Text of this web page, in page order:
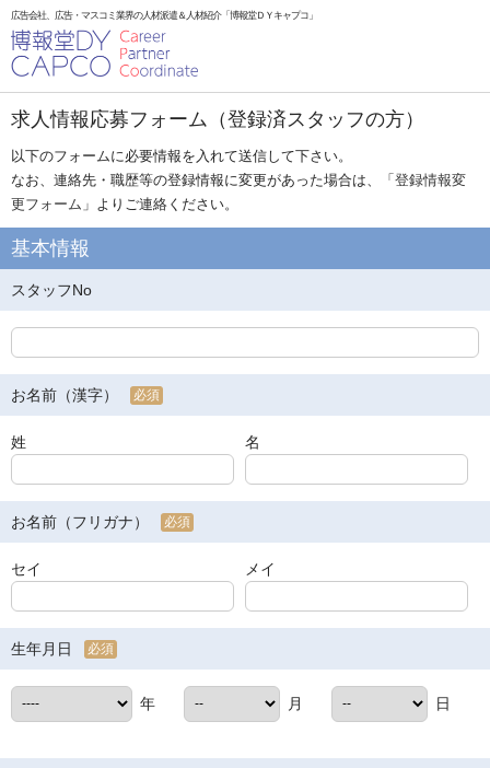
広告会社、広告・マスコミ業界の人材派遣＆人材紹介「博報堂ＤＹキャプコ」
求人情報応募フォーム（登録済スタッフの方）
以下のフォームに必要情報を入れて送信して下さい。
なお、連絡先・職歴等の登録情報に変更があった場合は、「登録情報変
更フォーム 」よりご連絡ください。
基本情報
スタッフNo
お名前（漢字） 必須
姓 名
お名前（フリガナ） 必須
セイ メイ
生年月日 必須
年 月 日